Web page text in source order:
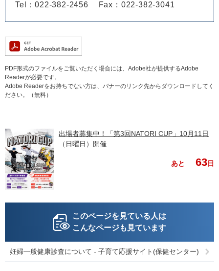
Tel：022-382-2456
Fax：022-382-3041
PDF形式のファイルをご覧いただく場合には、Adobe社が提供するAdobe
Readerが必要です。
Adobe Readerをお持ちでない方は、バナーのリンク先からダウンロードしてく
ださい。（無料）
出場者募集中！「第3回NATORI CUP」10月11日
（日曜日）開催
あと 63日
このページを見ている人は
こんなページも見ています
妊婦一般健康診査について - 子育て応援サイト(保健センター)